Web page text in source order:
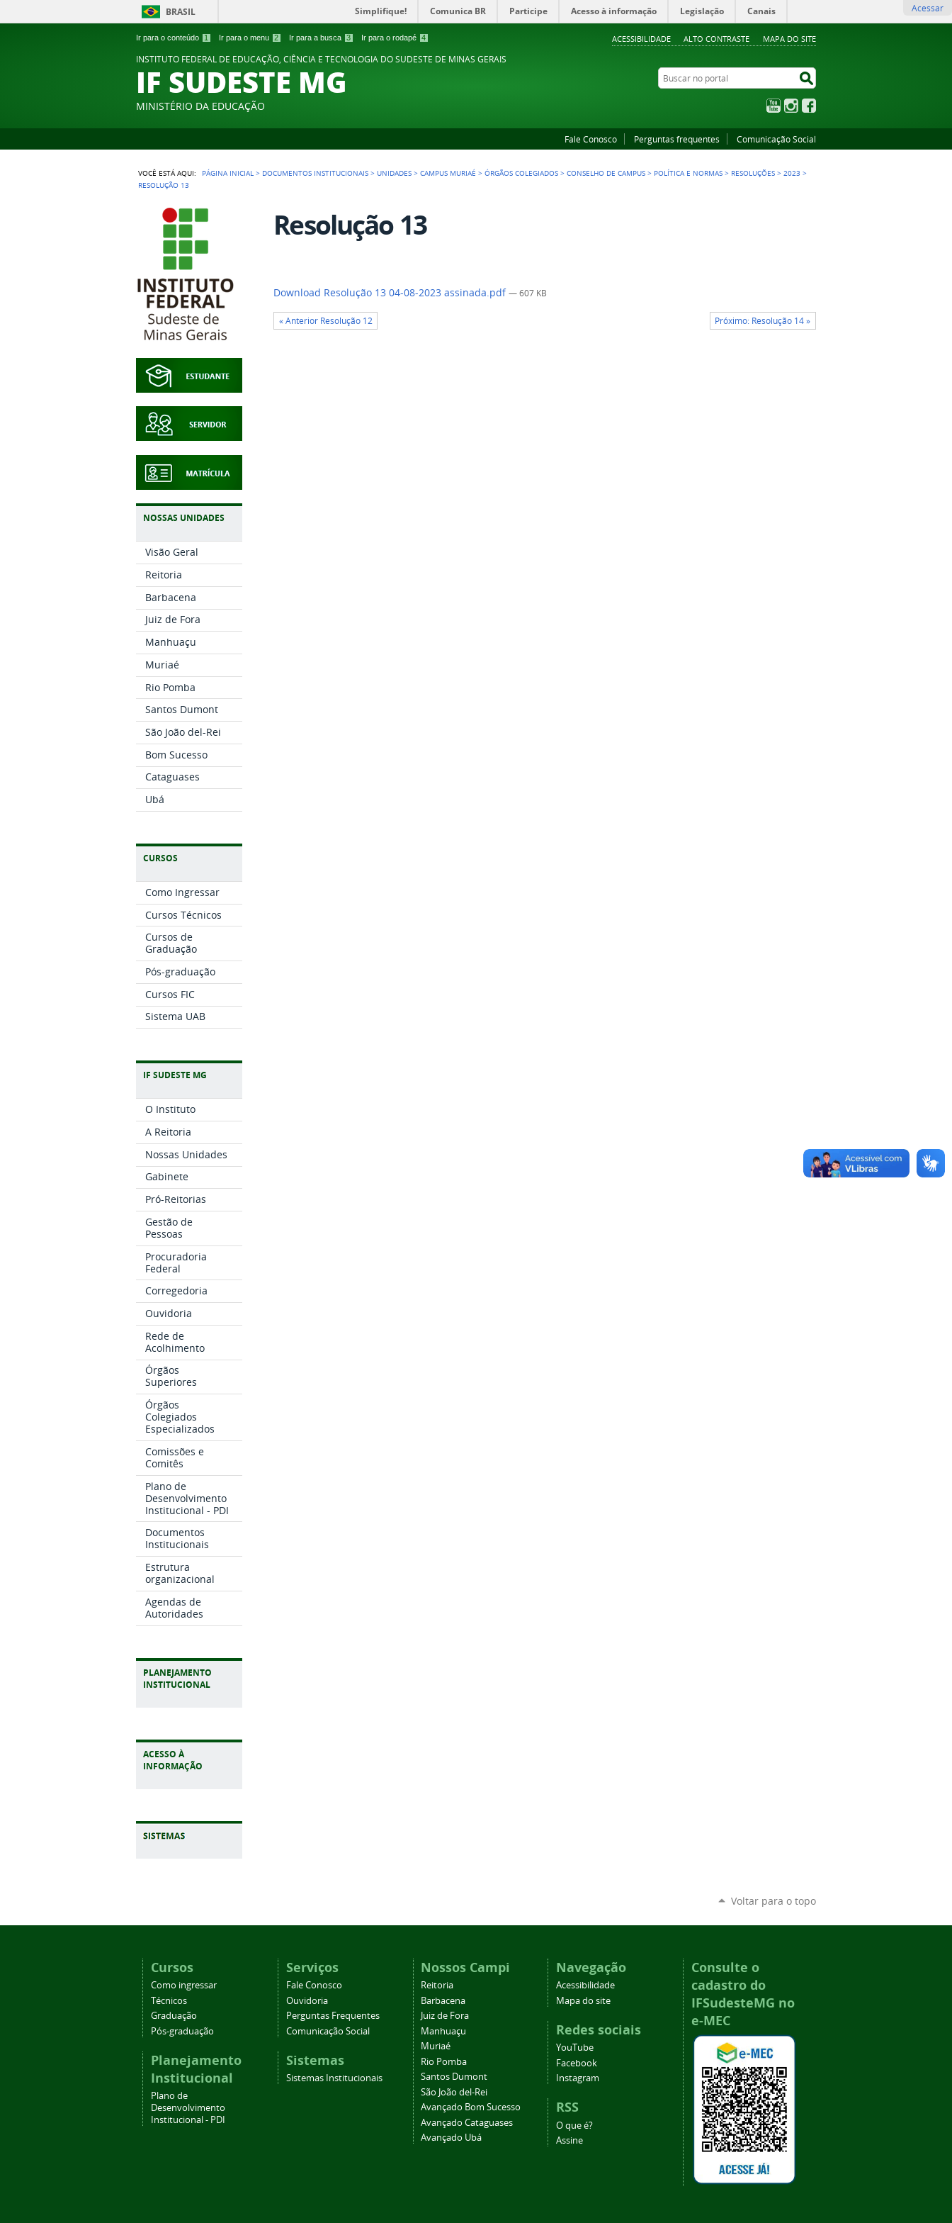
Ir para o conteúdo 1 Ir para o menu 2 Ir para a busca 3 Ir para o rodapé 4 ACESSIBILIDADE ALTO CONTRASTE MAPA DO SITE
BRASIL Simplifique! Comunica BR Participe Acesso à informação Legislação Canais Acessar
INSTITUTO FEDERAL DE EDUCAÇÃO, CIÊNCIA E TECNOLOGIA DO SUDESTE DE MINAS GERAIS
IF SUDESTE MG
MINISTÉRIO DA EDUCAÇÃO
Buscar no portal
YouTubeInstagram
Fale Conosco Perguntas frequentes Comunicação Social
VOCÊ ESTÁ AQUI: PÁGINA INICIAL > DOCUMENTOS INSTITUCIONAIS > UNIDADES >CAMPUS MURIAÉ >ÓRGÃOS COLEGIADOS >CONSELHO DE CAMPUS > POLÍTICA E NORMAS > RESOLUÇÕES >2023 >
RESOLUÇÃO 13
NOSSAS UNIDADES
Visão Geral
Reitoria
Barbacena
Juiz de Fora
Manhuaçu
Muriaé
Rio Pomba
Santos Dumont
São João del-Rei
Bom Sucesso
Cataguases
Ubá
CURSOS
Como Ingressar
Cursos Técnicos
Cursos de
Graduação
Pós-graduação
Cursos FIC
Sistema UAB
IF SUDESTE MG
O Instituto
A Reitoria
Nossas Unidades
Gabinete
Pró-Reitorias
Gestão de
Pessoas
Procuradoria
Federal
Corregedoria
Ouvidoria
Rede de
Acolhimento
Órgãos
Superiores
Órgãos
Colegiados
Especializados
Comissões e
Comitês
Plano de
Desenvolvimento
Institucional - PDI
Documentos
Institucionais
Estrutura
organizacional
Agendas de
Autoridades
PLANEJAMENTO
INSTITUCIONAL
ACESSO À
INFORMAÇÃO
Resolução 13
Download Resolução 13 04-08-2023 assinada.pdf— 607 KB
« Anterior Resolução 12 Próximo: Resolução 14 »
Voltar para o topo
Cursos
Como ingressar
Técnicos
Graduação
Pós-graduação
Planejamento
Institucional
Plano de
Desenvolvimento
Institucional - PDI
Serviços
Fale Conosco
Ouvidoria
Perguntas Frequentes
Comunicação Social
Sistemas
Sistemas Institucionais
Nossos Campi
Reitoria
Barbacena
Juiz de Fora
Manhuaçu
Muriaé
Rio Pomba
Santos Dumont
São João del-Rei
Avançado Bom Sucesso
Avançado Cataguases
Avançado Ubá
Navegação
Acessibilidade
Mapa do site
Redes sociais
YouTube
Facebook
Instagram
RSS
O que é?
Assine
Consulte o
cadastro do
IFSudesteMG no
e-MEC